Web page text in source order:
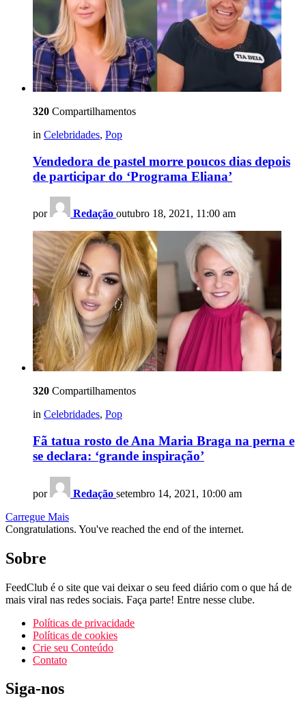
320 Compartilhamentos
in Celebridades, Pop
Vendedora de pastel morre poucos dias depois
de participar do ‘Programa Eliana’
por Redação outubro 18, 2021, 11:00 am
320 Compartilhamentos
in Celebridades, Pop
Fã tatua rosto de Ana Maria Braga na perna e
se declara: ‘grande inspiração’
por Redação setembro 14, 2021, 10:00 am
Carregue Mais
Congratulations. You've reached the end of the internet.
Sobre
FeedClub é o site que vai deixar o seu feed diário com o que há de
mais viral nas redes sociais. Faça parte! Entre nesse clube.
Políticas de privacidade
Políticas de cookies
Crie seu Conteúdo
Contato
Siga-nos